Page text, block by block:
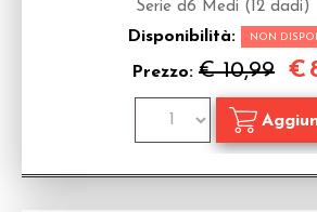
Serie d6 Medi (12 dadi)
Disponibilità: NON
Prezzo: € 10,99 €